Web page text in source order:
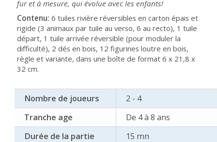
fur et à mesure, qui évolue avec les enfants!
Contenu: 6 tuiles rivière réversibles en carton épais et
rigide (3 animaux par tuile au verso, 6 au recto), 1 tuile
départ, 1 tuile arrivée réversible (pour moduler la
difficulté), 2 dés en bois, 12 figurines loutre en bois,
règle et variante, dans une boîte de format 6 x 21,8 x
32 cm.
Nombre de joueurs
2 - 4
Tranche age
De 4 à 8 ans
Durée de la partie
15 mn